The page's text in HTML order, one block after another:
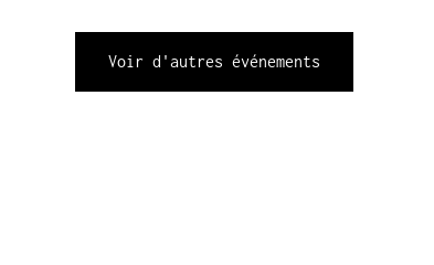
Voir d'autres événements